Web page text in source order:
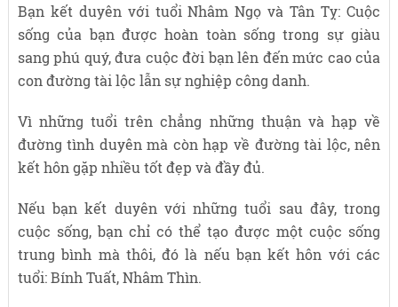
Bạn kết duyên với tuổi Nhâm Ngọ và Tân Tỵ: Cuộc
sống của bạn được hoàn toàn sống trong sự giàu
sang phú quý, đưa cuộc đời bạn lên đến mức cao của
con đường tài lộc lẫn sự nghiệp công danh.
Vì những tuổi trên chẳng những thuận và hạp về
đường tình duyên mà còn hạp về đường tài lộc, nên
kết hôn gặp nhiều tốt đẹp và đầy đủ.
Nếu bạn kết duyên với những tuổi sau đây, trong
cuộc sống, bạn chỉ có thể tạo được một cuộc sống
trung bình mà thôi, đó là nếu bạn kết hôn với các
tuổi: Bính Tuất, Nhâm Thìn.